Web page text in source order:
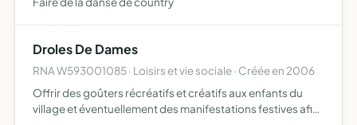
Droles De Dames
RNA W593001085 · Loisirs et vie sociale · Créée en 2006
Offrir des goûters récréatifs et créatifs aux enfants du
village et éventuellement des manifestations festives afin